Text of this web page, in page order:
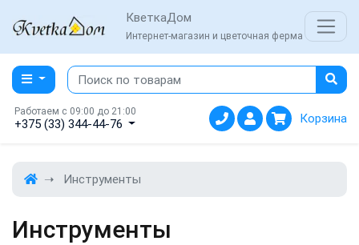
КветкаДом
Интернет-магазин и цветочная ферма
Работаем с 09:00 до 21:00
+375 (33) 344-44-76 Корзина
Инструменты
Инструменты